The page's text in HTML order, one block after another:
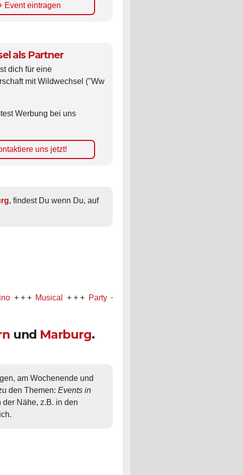
Event eintragen
als Partner
dich für eine
mit Wildwechsel ("Ww
Werbung bei uns
uns jetzt!
, findest Du wenn Du, auf
Musical + + + Party + + + Konzert
und Marburg.
am Wochenende und
den Themen: Events in
Nähe, z.B. in den